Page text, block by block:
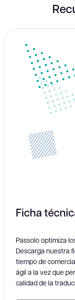
Ficha
Passolo optimiza
Descarga nuestra
tiempo de
ágil a la vez que
calidad de la